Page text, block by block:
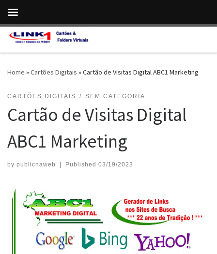
Skip to content
Home »Cartões Digitais »Cartão de Visitas Digital ABC1 Marketing
CARTÕES DIGITAIS SEM CATEGORIA
Cartão de Visitas Digital
ABC1 Marketing
by publicnaweb | Published 03/19/2023